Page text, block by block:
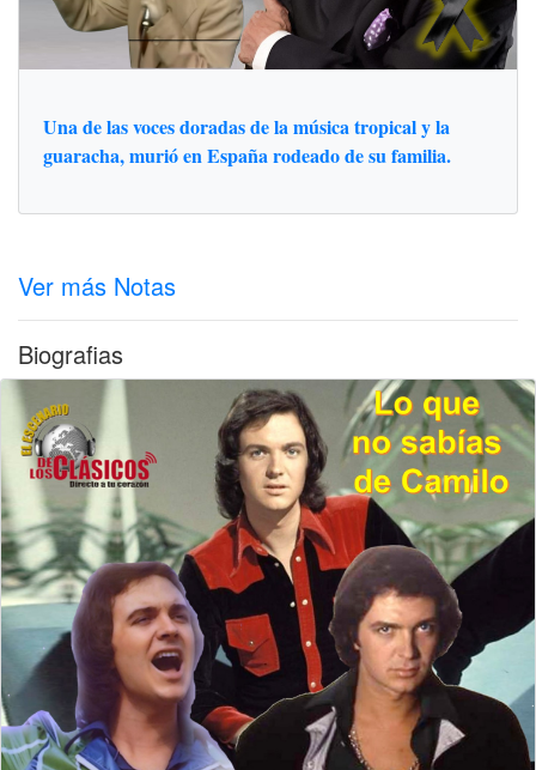
Una de las voces doradas de la música tropical y la
guaracha, murió en España rodeado de su familia.
Ver más Notas
Biografias